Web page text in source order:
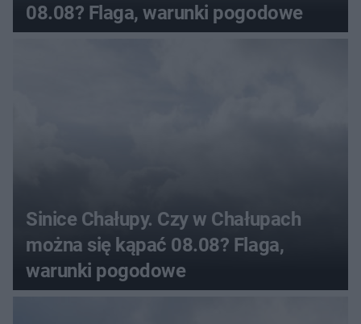
08.08? Flaga, warunki pogodowe
Sinice Chałupy. Czy w Chałupach
można się kąpać 08.08? Flaga,
warunki pogodowe